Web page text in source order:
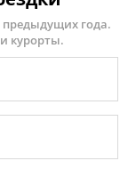
предыдущих года.
курорты.